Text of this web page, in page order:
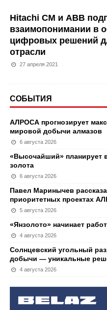
Hitachi CM и ABB
взаимопонимании в
цифровых решений
отрасли
27 апреля 2021
СОБЫТИЯ
АЛРОСА прогнозирует
мировой добычи алмазов
6 августа 2026
«Высочайший» планирует
золота
6 августа 2026
Павел Маринычев
приоритетных проектах
5 августа 2026
«Янзолото» начинает
4 августа 2026
Солнцевский угольный
добычи — уникальные
4 августа 2026